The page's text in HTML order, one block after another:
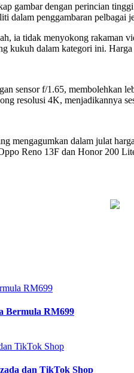
gambar dengan perincian
dalam penggambaran pelbagai
ia tidak menyokong
kukuh dalam kategori ini.
sensor f/1.65, membolehkan
resolusi 4K, menjadikannya
mengagumkan dalam julat
Reno 13F dan Honor 200
RM699
Bermula RM699
TikTok Shop
dan TikTok Shop